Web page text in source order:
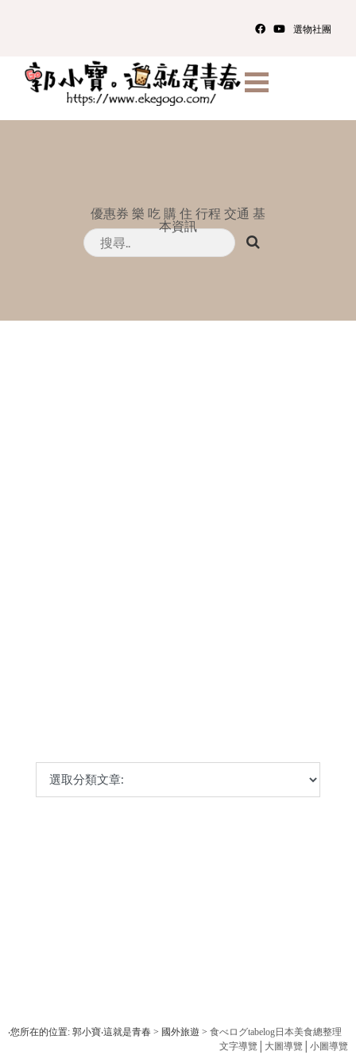
選物社團
優惠券 樂 吃 購 住 行程 交通 基
本資訊
‧您所在的位置: 郭小寶‧這就是青春 > 國外旅遊 > 食べログtabelog日本美食總整理
文字導覽
大圖導覽 小圖導覽